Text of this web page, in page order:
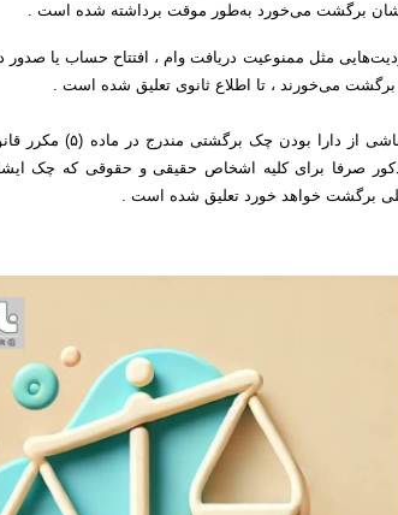
برگشت می‌خورد به‌طور موقت برداشته شده است .
مثل ممنوعیت دریافت وام ، افتتاح حساب یا
برگشت می‌خورند ، تا اطلاع ثانوی تعلیق شده است .
برگشت خواهد خورد تعلیق شده است .